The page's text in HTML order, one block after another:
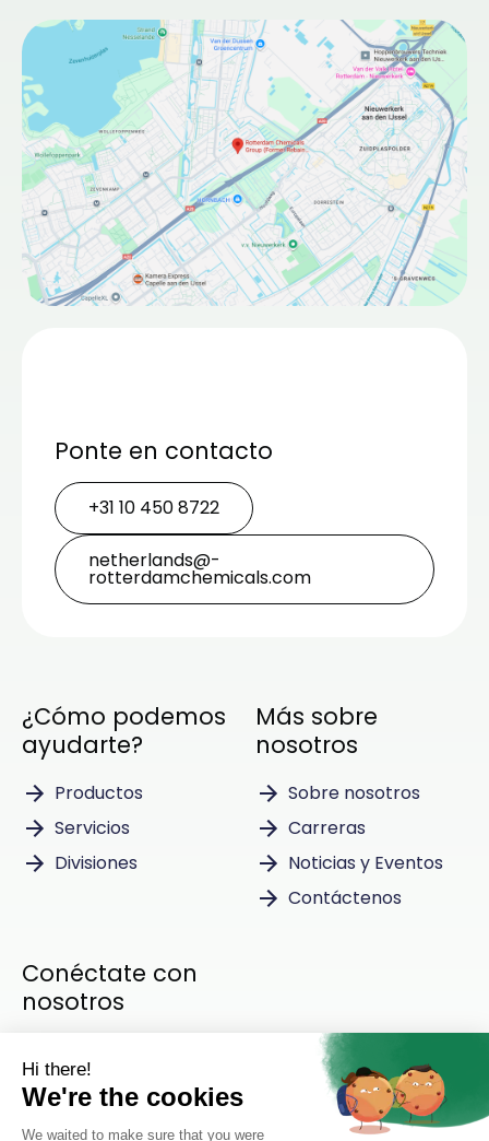
Ponte en contacto
+31 10 450 8722
netherlands@­
rotterdamchemicals.com
¿Cómo podemos
ayudarte?
Productos
Servicios
Divisiones
Más sobre
nosotros
Sobre nosotros
Carreras
Noticias y Eventos
Contáctenos
Conéctate con
nosotros
LinkedIn